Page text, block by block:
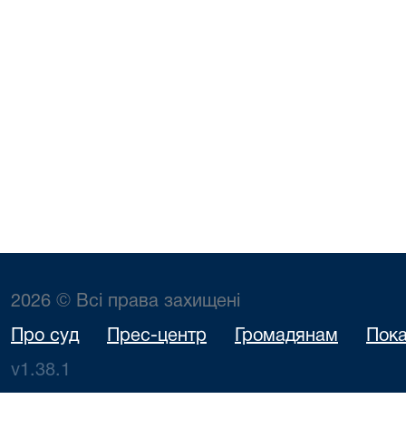
2026 © Всі права захищені
Про суд Прес-центр Громадянам
v1.38.1